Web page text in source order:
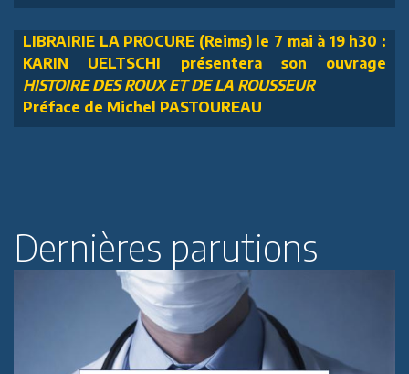
LIBRAIRIE LA PROCURE (Reims) le 7 mai à 19 h30 :
KARIN UELTSCHI présentera son ouvrage
HISTOIRE DES ROUX ET DE LA ROUSSEUR
Préface de Michel PASTOUREAU
Dernières parutions